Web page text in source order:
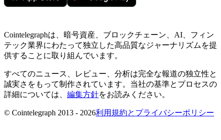
Cointelegraphは、暗号資産、ブロックチェーン、AI、フィン
テック業界にわたって独立した高品質なジャーナリズムを提
供することに取り組んでいます。
すべてのニュース、レビュー、分析は完全な報道の独立性と
誠実さをもって制作されています。当社の基準とプロセスの
詳細については、 編集方針をお読みください。
© Cointelegraph 2013 - 2026利用規約とプライバシーポリシー